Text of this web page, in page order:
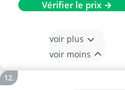
Vérifier le prix →
voir plus
voir moins